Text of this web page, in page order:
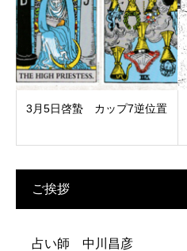
3月5日啓蟄 カップ7逆位置
ご挨拶
占い師 中川昌彦